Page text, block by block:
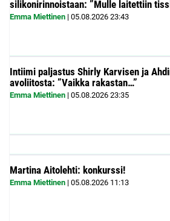
silikonirinnoistaan: ”Mulle laitettiin
Emma Miettinen | 05.08.2026 23:43
Intiimi paljastus Shirly Karvisen ja
avoliitosta: ”Vaikka rakastan…”
Emma Miettinen | 05.08.2026 23:35
Martina Aitolehti: konkurssi!
Emma Miettinen | 05.08.2026 11:13